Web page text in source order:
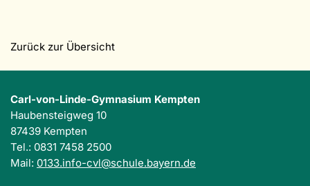
Zurück zur Übersicht
Carl-von-Linde-Gymnasium Kempten
Haubensteigweg 10
87439 Kempten
Tel.: 0831 7458 2500
Mail: 0133.info-cvl@schule.bayern.de